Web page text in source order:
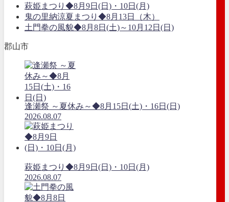
萩姫まつり◆8月9日(日)・10日(月)
鬼の里納涼夏まつり◆8月13日（木）
土門拳の風貌◆8月8日(土)～10月12日(日)
郡山市
逢瀬祭 ～夏休み～◆8月15日(土)・16日(日)
2026.08.07
萩姫まつり◆8月9日(日)・10日(月)
2026.08.07